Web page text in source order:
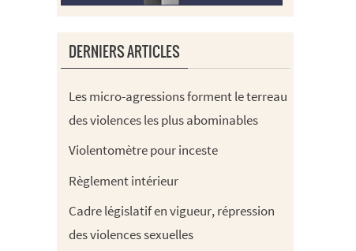
DERNIERS ARTICLES
Les micro-agressions forment le terreau
des violences les plus abominables
Violentomètre pour inceste
Règlement intérieur
Cadre législatif en vigueur, répression
des violences sexuelles